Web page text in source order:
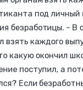
под личный
безработицы. - В
взять каждого
какую окончил
поступил, а
Если